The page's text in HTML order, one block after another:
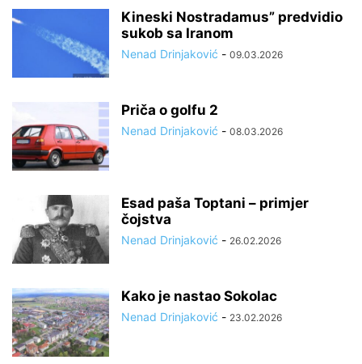
Kineski Nostradamus” predvidio
sukob sa Iranom
Nenad Drinjaković - 09.03.2026
Priča o golfu 2
Nenad Drinjaković - 08.03.2026
Esad paša Toptani – primjer
čojstva
Nenad Drinjaković - 26.02.2026
Kako je nastao Sokolac
Nenad Drinjaković - 23.02.2026